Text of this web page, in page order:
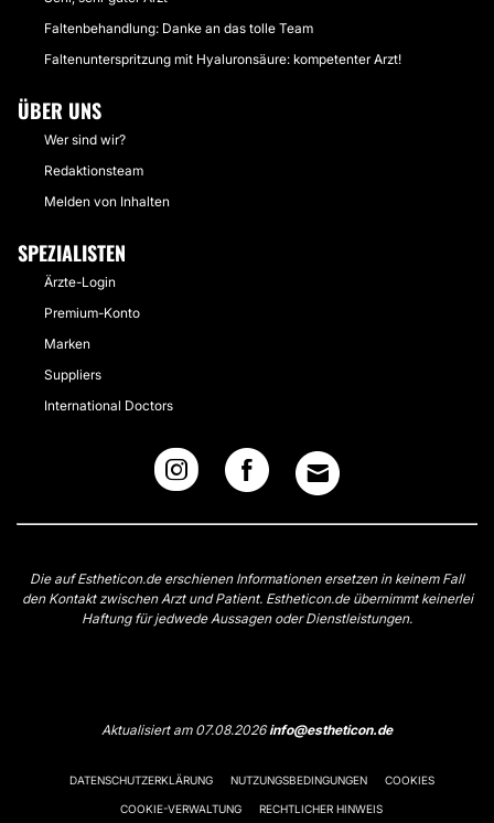
Faltenbehandlung: Danke an das tolle Team
Faltenunterspritzung mit Hyaluronsäure: kompetenter Arzt!
ÜBER UNS
Wer sind wir?
Redaktionsteam
Melden von Inhalten
SPEZIALISTEN
Ärzte-Login
Premium-Konto
Marken
Suppliers
International Doctors
Die auf Estheticon.de erschienen Informationen ersetzen in keinem Fall
den Kontakt zwischen Arzt und Patient. Estheticon.de übernimmt keinerlei
Haftung für jedwede Aussagen oder Dienstleistungen.
Aktualisiert am 07.08.2026info@estheticon.de
DATENSCHUTZERKLÄRUNG NUTZUNGSBEDINGUNGEN COOKIES
COOKIE-VERWALTUNG RECHTLICHER HINWEIS